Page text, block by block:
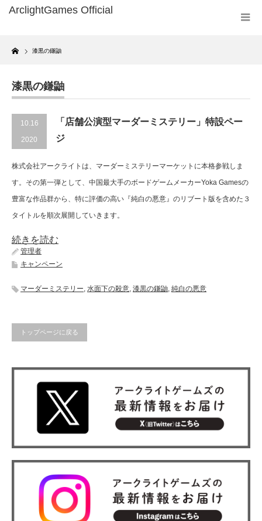
Home
漆黒の鎌鼬
漆黒の鎌鼬
10.16
2020
「店舗公演型マーダーミステリー」特設ペー
ジ
株式会社アークライトは、マーダーミステリーマーケットに本格参戦しま
す。その第一弾として、中国最大手のボードゲームメーカーYoka Gamesの
豊富な作品群から、特に評価の高い『純白の悪意』のリブート版を含めた３
タイトルを順次展開していきます。
続きを読む
管理者
キャンペーン
マーダーミステリー, 水面下の殺意, 漆黒の鎌鼬, 純白の悪意
トップページに戻る